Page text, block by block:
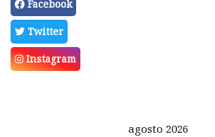
Facebook
Twitter
Instagram
agosto 2026